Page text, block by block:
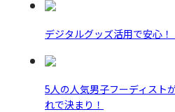
デジタルグッズ活用で安心
5人の人気男子フーディス
れで決まり！